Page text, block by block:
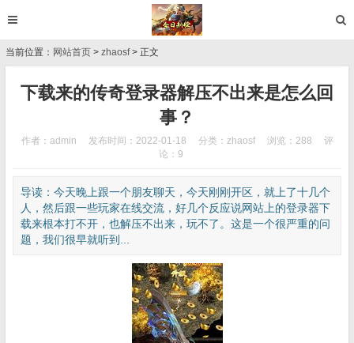
当前位置： 网站首页 > zhaosf> 正文
下载来的传奇登录器解压不出来是怎么回
事？
作者：admin 发布时间：2022-01-18 分类： zhaosf 浏览：288
评
论：9
导读：今天晚上跟一个朋友聊天，今天刚刚开区，就上了十几个
人，然后跟一些玩家在线交流，好几个反应说网站上的登录器下
载来根本打不开，也解压不出来，玩不了。这是一个很严重的问
题，我们很早就听到...